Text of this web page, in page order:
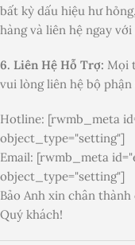
bất kỳ dấu hiệu hư
hàng và liên hệ ngay
6. Liên Hệ Hỗ Trợ: Mọi
vui lòng liên hệ bộ phận
Hotline: [rwmb_meta
object_type="setting"]
Email: [rwmb_meta
object_type="setting"]
Bảo Anh xin chân
Quý khách!